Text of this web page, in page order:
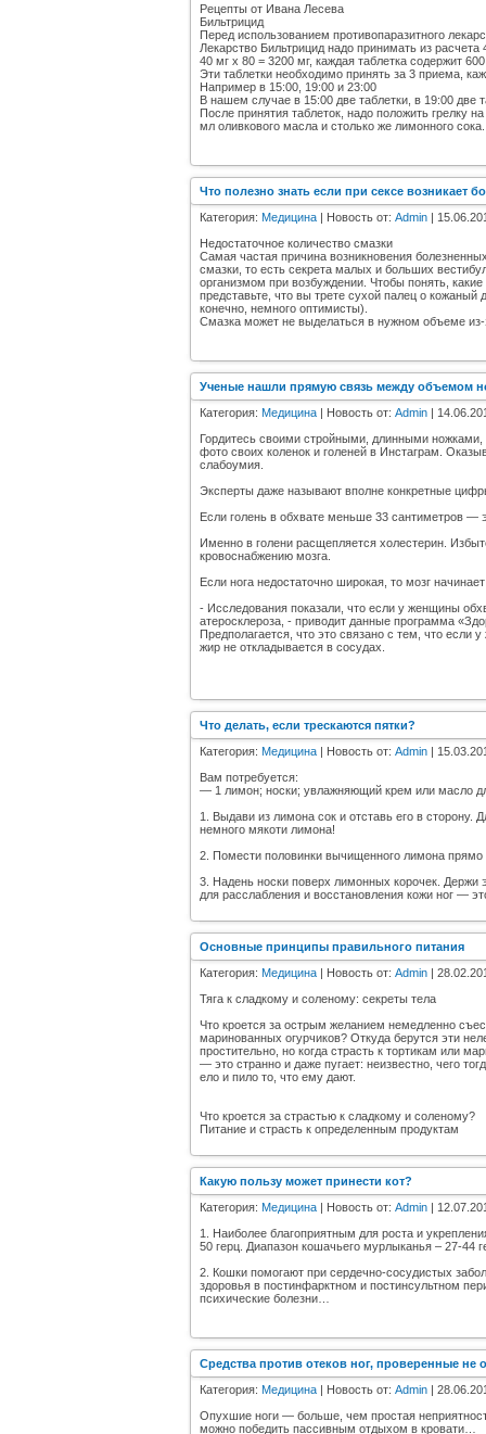
Рецепты от Ивана Лесева
Бильтрицид
Перед использованием противопаразитного
Лекарство Бильтрицид надо принимать из
40 мг х 80 = 3200 мг, каждая таблетка содержит
Эти таблетки необходимо принять за 3 приема,
Например в 15:00, 19:00 и 23:00
В нашем случае в 15:00 две таблетки, в 19:00 две
После принятия таблеток, надо положить грелку
мл оливкового масла и столько же лимонного сока.
Что полезно знать если при сексе возникает
Категория: Медицина | Новость от: Admin |
Недостаточное количество смазки
Самая частая причина возникновения
смазки, то есть секрета малых и больших
организмом при возбуждении. Чтобы понять,
представьте, что вы трете сухой палец о
конечно, немного оптимисты).
Смазка может не выделаться в нужном объеме из-
Ученые нашли прямую связь между объемом
Категория: Медицина | Новость от: Admin |
Гордитесь своими стройными, длинными
фото своих коленок и голеней в Инстаграм.
слабоумия.
Эксперты даже называют вполне конкретные
Если голень в обхвате меньше 33 сантиметров —
Именно в голени расщепляется холестерин.
кровоснабжению мозга.
Если нога недостаточно широкая, то мозг
- Исследования показали, что если у женщины
атеросклероза, - приводит данные программа
Предполагается, что это связано с тем, что
жир не откладывается в сосудах.
Что делать, если трескаются пятки?
Категория: Медицина | Новость от: Admin |
Вам потребуется:
— 1 лимон; носки; увлажняющий крем или масло
1. Выдави из лимона сок и отставь его в сторону.
немного мякоти лимона!
2. Помести половинки вычищенного лимона прямо
3. Надень носки поверх лимонных корочек. Держи
для расслабления и восстановления кожи ног —
Основные принципы правильного питания
Категория: Медицина | Новость от: Admin |
Тяга к сладкому и соленому: секреты тела
Что кроется за острым желанием немедленно
маринованных огурчиков? Откуда берутся эти
простительно, но когда страсть к тортикам или
— это странно и даже пугает: неизвестно, чего
ело и пило то, что ему дают.
Что кроется за страстью к сладкому и соленому?
Питание и страсть к определенным продуктам
Какую пользу может принести кот?
Категория: Медицина | Новость от: Admin |
1. Наиболее благоприятным для роста и
50 герц. Диапазон кошачьего мурлыканья – 27-44
2. Кошки помогают при сердечно-сосудистых
здоровья в постинфарктном и постинсультном
психические болезни…
Средства против отеков ног, проверенные не
Категория: Медицина | Новость от: Admin |
Опухшие ноги — больше, чем простая
можно победить пассивным отдыхом в кровати…